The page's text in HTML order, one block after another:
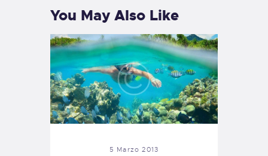
You May Also Like
5 Marzo 2013